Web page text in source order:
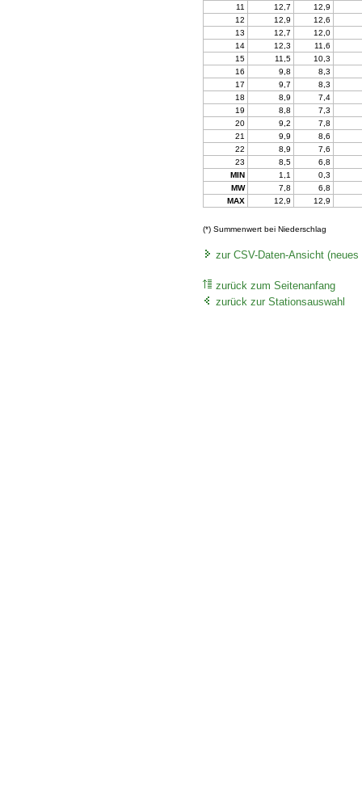
11
12,7
12,9
12
12,9
12,6
13
12,7
12,0
14
12,3
11,6
15
11,5
10,3
16
9,8
8,3
17
9,7
8,3
18
8,9
7,4
19
8,8
7,3
20
9,2
7,8
21
9,9
8,6
22
8,9
7,6
23
8,5
6,8
MIN
1,1
0,3
MW
7,8
6,8
MAX
12,9 12,9
(*) Summenwert bei Niederschlag
zur CSV-Daten-Ansicht
zurück zum Seitenanfang
zurück zur Stationsauswahl